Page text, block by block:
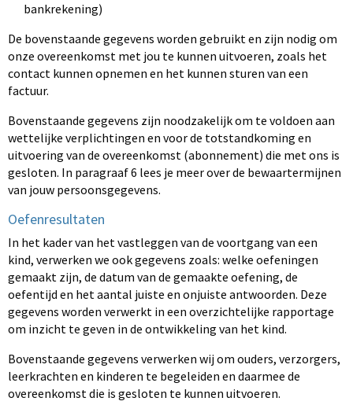
bankrekening)
De bovenstaande gegevens worden gebruikt en zijn nodig om
onze overeenkomst met jou te kunnen uitvoeren, zoals het
contact kunnen opnemen en het kunnen sturen van een
factuur.
Bovenstaande gegevens zijn noodzakelijk om te voldoen aan
wettelijke verplichtingen en voor de totstandkoming en
uitvoering van de overeenkomst (abonnement) die met ons is
gesloten. In paragraaf 6 lees je meer over de bewaartermijnen
van jouw persoonsgegevens.
Oefenresultaten
In het kader van het vastleggen van de voortgang van een
kind, verwerken we ook gegevens zoals: welke oefeningen
gemaakt zijn, de datum van de gemaakte oefening, de
oefentijd en het aantal juiste en onjuiste antwoorden. Deze
gegevens worden verwerkt in een overzichtelijke rapportage
om inzicht te geven in de ontwikkeling van het kind.
Bovenstaande gegevens verwerken wij om ouders, verzorgers,
leerkrachten en kinderen te begeleiden en daarmee de
overeenkomst die is gesloten te kunnen uitvoeren.